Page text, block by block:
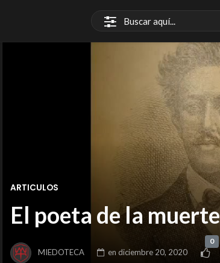
ARTICULOS
El poeta de la muerte
MIEDOTECA en diciembre 20, 2020
0